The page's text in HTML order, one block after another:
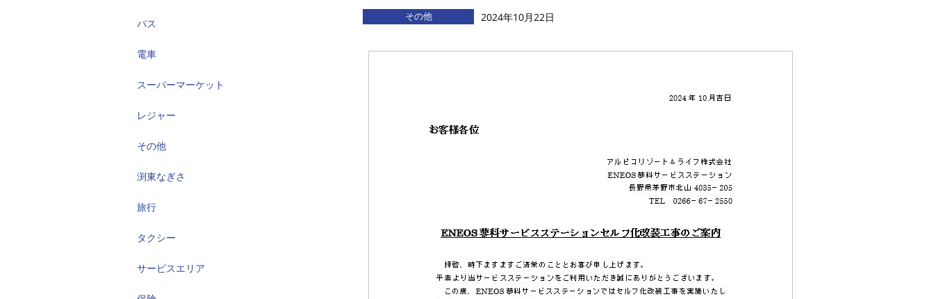
バス
電車
スーパーマーケット
レジャー
その他
渕東なぎさ
旅行
タクシー
サービスエリア
その他 2024年10月22日